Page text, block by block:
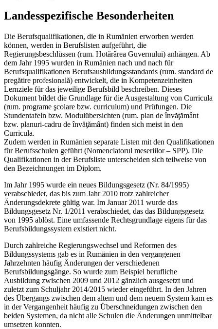
Landesspezifische Besonderheiten
Die Berufsqualifikationen, die in Rumänien erworben werden
können, werden in Berufslisten aufgeführt, die
Regierungsbeschlüssen (rum. Hotărârea Guvernului) anhängen. Ab
dem Jahr 1995 wurden in Rumänien nach und nach für
Berufsqualifikationen Berufsausbildungsstandards (rum. standard de
pregătire profesională) entwickelt, die in Kompetenzeinheiten
Lernziele für das jeweilige Berufsbild beschreiben. Dieses
Dokument bildet die Grundlage für die Ausgestaltung von Curricula
(rum. programe şcolare bzw. curriculum) und Prüfungen. Die
Stundentafeln bzw. Modulübersichten (rum. plan de învăţământ
bzw. planuri-cadru de învăţământ) finden sich meist in den
Curricula.
Zudem werden in Rumänien separate Listen mit den Qualifikationen
für Berufsschulen geführt (Nomenclatorul meseriilor – SPP). Die
Qualifikationen in der Berufsliste unterscheiden sich teilweise von
den Bezeichnungen im Diplom.
Im Jahr 1995 wurde ein neues Bildungsgesetz (Nr. 84/1995)
verabschiedet, das bis zum Jahr 2010 trotz zahlreicher
Änderungsdekrete gültig war. Im Januar 2011 wurde das
Bildungsgesetz Nr. 1/2011 verabschiedet, das das Bildungsgesetz
von 1995 ablöst. Eine umfassende Rechtsgrundlage eigens für das
Berufsbildungssystem existiert nicht.
Durch zahlreiche Regierungswechsel und Reformen des
Bildungssystems gab es in Rumänien in den vergangenen
Jahrzehnten häufig Änderungen der verschiedenen
Berufsbildungsgänge. So wurde zum Beispiel berufliche
Ausbildung zwischen 2009 und 2012 gänzlich ausgesetzt und
zuletzt zum Schuljahr 2014/2015 wieder eingeführt. In den Jahren
des Übergangs zwischen dem altem und dem neuem System kam es
in der Vergangenheit häufig zu Überschneidungen zwischen den
beiden Systemen, da nicht alle Schulen die Änderungen unmittelbar
umsetzen konnten.